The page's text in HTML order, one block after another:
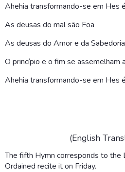
Ahehia transformando-se em Hes
As deusas do mal são Foa
As deusas do Amor e da
O princípio e o fim se assemelham
Ahehia transformando-se em Hes
(English
The fifth Hymn corresponds to the
Ordained recite it on Friday.